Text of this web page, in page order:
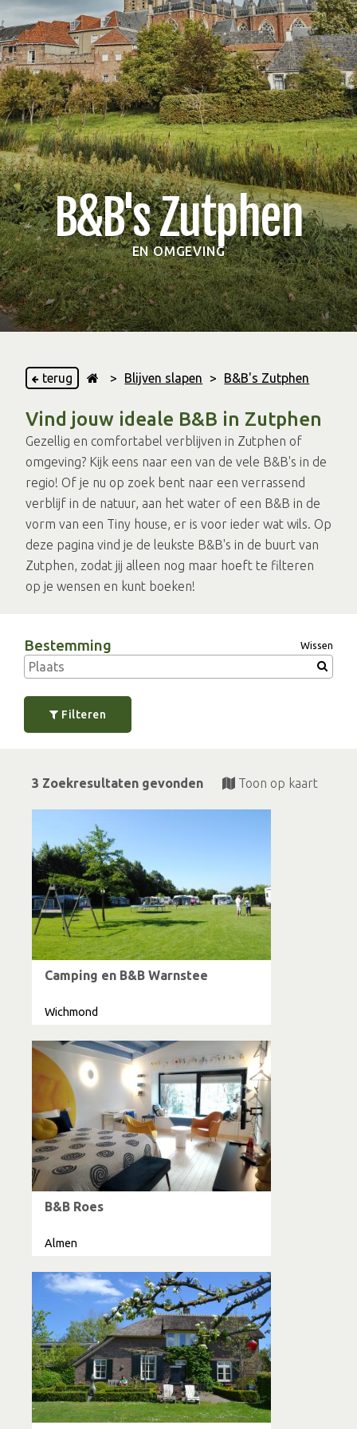
B&B's Zutphen
EN OMGEVING
terug > Blijven slapen > B&B's Zutphen
Vind jouw ideale B&B in Zutphen
Gezellig en comfortabel verblijven in Zutphen of
omgeving? Kijk eens naar een van de vele B&B's in de
regio! Of je nu op zoek bent naar een verrassend
verblijf in de natuur, aan het water of een B&B in de
vorm van een Tiny house, er is voor ieder wat wils. Op
deze pagina vind je de leukste B&B's in de buurt van
Zutphen, zodat jij alleen nog maar hoeft te filteren
op je wensen en kunt boeken!
Bestemming Wissen
Filteren
3 Zoekresultaten gevonden Toon op kaart
Camping en B&B Warnstee
Wichmond
B&B Roes
Almen